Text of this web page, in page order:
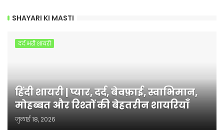
SHAYARI KI MASTI
दर्द भरी शायरी
हिंदी शायरी | प्यार, दर्द, बेवफ़ाई, स्वाभिमान,
मोहब्बत और रिश्तों की बेहतरीन शायरियाँ
जुलाई 18, 2026